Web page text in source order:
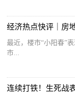
经济热点快评｜房
最近，楼市“小阳春”
市...
连续打铁！生死战